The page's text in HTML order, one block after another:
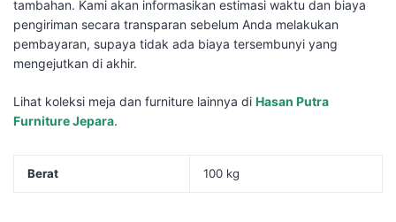
tambahan. Kami akan informasikan estimasi waktu dan biaya
pengiriman secara transparan sebelum Anda melakukan
pembayaran, supaya tidak ada biaya tersembunyi yang
mengejutkan di akhir.
Lihat koleksi meja dan furniture lainnya di Hasan Putra
Furniture Jepara.
Berat 100 kg